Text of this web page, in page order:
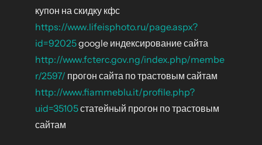
купон на скидку кфс
https://www.lifeisphoto.ru/page.aspx?
id=92025google индексирование сайта
http://www.fcterc.gov.ng/index.php/membe
r/2597/ прогон сайта по трастовым сайтам
http://www.fiammeblu.it/profile.php?
uid=35105статейный прогон по трастовым
сайтам